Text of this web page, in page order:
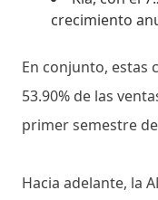
crecimiento
En conjunto, estas
53.90% de las
primer semestre
Hacia adelante, la